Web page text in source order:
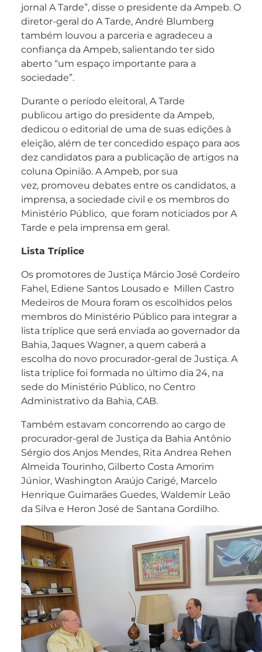
jornal A Tarde”, disse o presidente da Ampeb. O
diretor-geral do A Tarde, André Blumberg
também louvou a parceria e agradeceu a
confiança da Ampeb, salientando ter sido
aberto “um espaço importante para a
sociedade”.
Durante o período eleitoral, A Tarde
publicou artigo do presidente da Ampeb,
dedicou o editorial de uma de suas edições à
eleição, além de ter concedido espaço para aos
dez candidatos para a publicação de artigos na
coluna Opinião. A Ampeb, por sua
vez, promoveu debates entre os candidatos, a
imprensa, a sociedade civil e os membros do
Ministério Público, que foram noticiados por A
Tarde e pela imprensa em geral.
Lista Tríplice
Os promotores de Justiça Márcio José Cordeiro
Fahel, Ediene Santos Lousado e Millen Castro
Medeiros de Moura foram os escolhidos pelos
membros do Ministério Público para integrar a
lista tríplice que será enviada ao governador da
Bahia, Jaques Wagner, a quem caberá a
escolha do novo procurador-geral de Justiça. A
lista tríplice foi formada no último dia 24, na
sede do Ministério Público, no Centro
Administrativo da Bahia, CAB.
Também estavam concorrendo ao cargo de
procurador-geral de Justiça da Bahia Antônio
Sérgio dos Anjos Mendes, Rita Andrea Rehen
Almeida Tourinho, Gilberto Costa Amorim
Júnior, Washington Araújo Carigé, Marcelo
Henrique Guimarães Guedes, Waldemir Leão
da Silva e Heron José de Santana Gordilho.